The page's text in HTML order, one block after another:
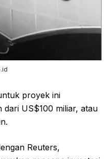
proyek ini
dari US$100 miliar, atau
Reuters,